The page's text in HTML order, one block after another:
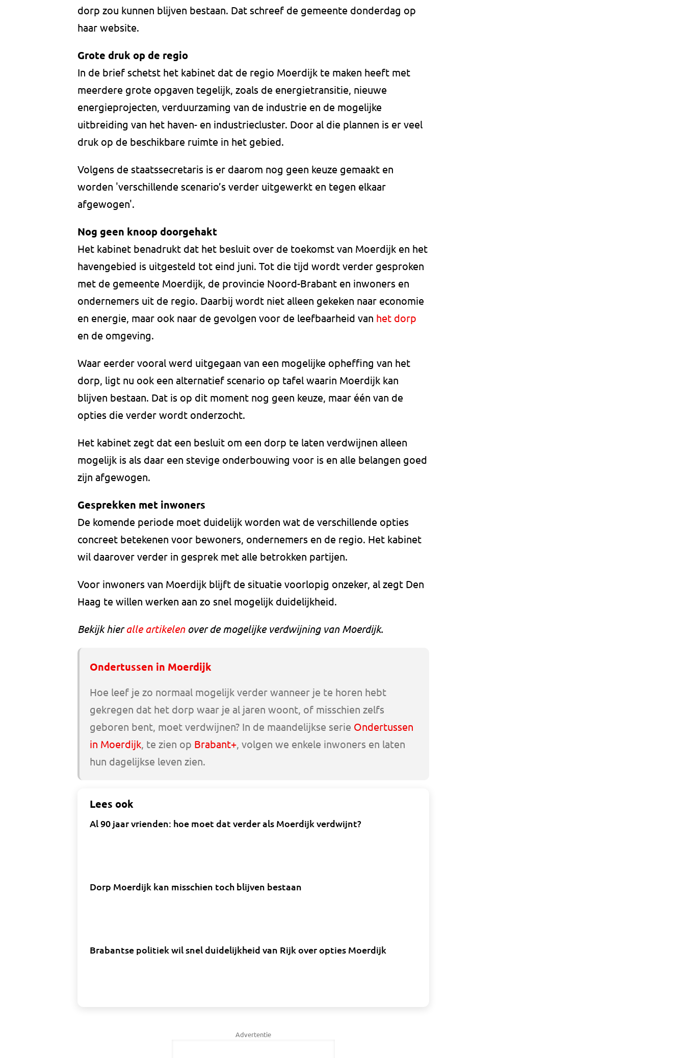
dorp zou kunnen blijven bestaan. Dat schreef de gemeente donderdag op
haar website.
Grote druk op de regio
In de brief schetst het kabinet dat de regio Moerdijk te maken heeft met
meerdere grote opgaven tegelijk, zoals de energietransitie, nieuwe
energieprojecten, verduurzaming van de industrie en de mogelijke
uitbreiding van het haven- en industriecluster. Door al die plannen is er veel
druk op de beschikbare ruimte in het gebied.
Volgens de staatssecretaris is er daarom nog geen keuze gemaakt en
worden 'verschillende scenario’s verder uitgewerkt en tegen elkaar
afgewogen'.
Nog geen knoop doorgehakt
Het kabinet benadrukt dat het besluit over de toekomst van Moerdijk en het
havengebied is uitgesteld tot eind juni. Tot die tijd wordt verder gesproken
met de gemeente Moerdijk, de provincie Noord-Brabant en inwoners en
ondernemers uit de regio. Daarbij wordt niet alleen gekeken naar economie
en energie, maar ook naar de gevolgen voor de leefbaarheid van het dorp
en de omgeving.
Waar eerder vooral werd uitgegaan van een mogelijke opheffing van het
dorp, ligt nu ook een alternatief scenario op tafel waarin Moerdijk kan
blijven bestaan. Dat is op dit moment nog geen keuze, maar één van de
opties die verder wordt onderzocht.
Het kabinet zegt dat een besluit om een dorp te laten verdwijnen alleen
mogelijk is als daar een stevige onderbouwing voor is en alle belangen goed
zijn afgewogen.
Gesprekken met inwoners
De komende periode moet duidelijk worden wat de verschillende opties
concreet betekenen voor bewoners, ondernemers en de regio. Het kabinet
wil daarover verder in gesprek met alle betrokken partijen.
Voor inwoners van Moerdijk blijft de situatie voorlopig onzeker, al zegt Den
Haag te willen werken aan zo snel mogelijk duidelijkheid.
Bekijk hieralle artikelenover de mogelijke verdwijning van Moerdijk.
Ondertussen in Moerdijk
Hoe leef je zo normaal mogelijk verder wanneer je te horen hebt
gekregen dat het dorp waar je al jaren woont, of misschien zelfs
geboren bent, moet verdwijnen? In de maandelijkse serie Ondertussen
in Moerdijk, te zien op Brabant+, volgen we enkele inwoners en laten
hun dagelijkse leven zien.
Lees ook
Al 90 jaar vrienden: hoe moet dat verder als Moerdijk verdwijnt?
Dorp Moerdijk kan misschien toch blijven bestaan
Brabantse politiek wil snel duidelijkheid van Rijk over opties Moerdijk
Advertentie